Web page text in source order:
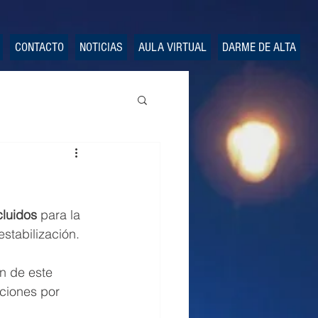
CONTACTO NOTICIAS AULA VIRTUAL DARME DE ALTA
para la
de este
por